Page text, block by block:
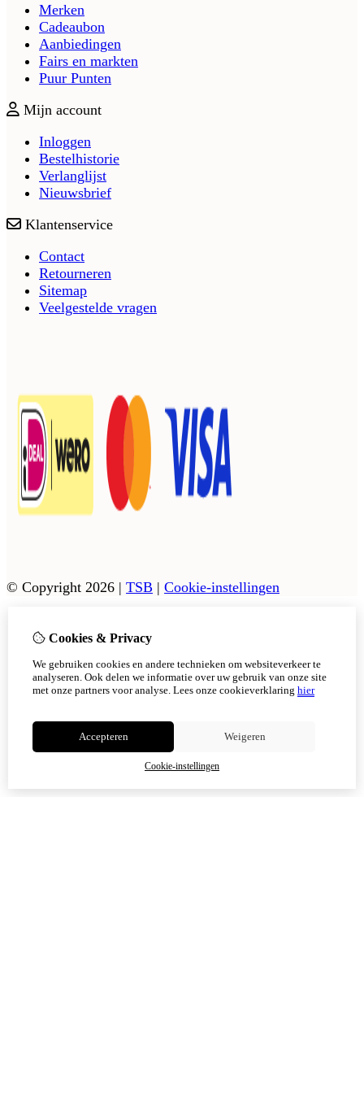
Merken
Cadeaubon
Aanbiedingen
Fairs en markten
Puur Punten
Mijn account
Inloggen
Bestelhistorie
Verlanglijst
Nieuwsbrief
Klantenservice
Contact
Retourneren
Sitemap
Veelgestelde vragen
© Copyright 2026 | TSB | Cookie-instellingen
Cookies & Privacy
We gebruiken cookies en andere technieken om websiteverkeer te
analyseren. Ook delen we informatie over uw gebruik van onze site
met onze partners voor analyse. Lees onze cookieverklaring hier
Accepteren Weigeren
Cookie-instellingen
Vanaf 17 augustus zijn onze afhaalpunten in Tholen en
Scherpenisse weer geopend.
In Sint Philipsland kan er op afsppraak afgehaald worden.